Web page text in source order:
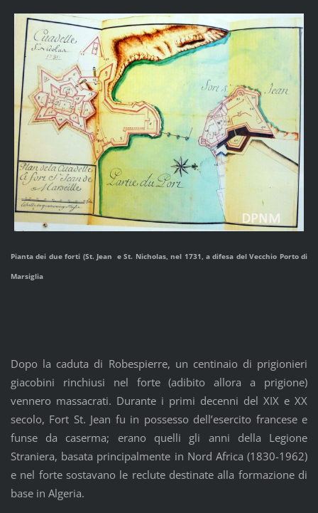
Pianta dei due forti (St. Jean e St. Nicholas, nel 1731, a difesa del Vecchio Porto di
Marsiglia
Dopo la caduta di Robespierre, un centinaio di prigionieri
giacobini rinchiusi nel forte (adibito allora a prigione)
vennero massacrati. Durante i primi decenni del XIX e XX
secolo, Fort St. Jean fu in possesso dell’esercito francese e
funse da caserma; erano quelli gli anni della Legione
Straniera, basata principalmente in Nord Africa (1830-1962)
e nel forte sostavano le reclute destinate alla formazione di
base in Algeria.